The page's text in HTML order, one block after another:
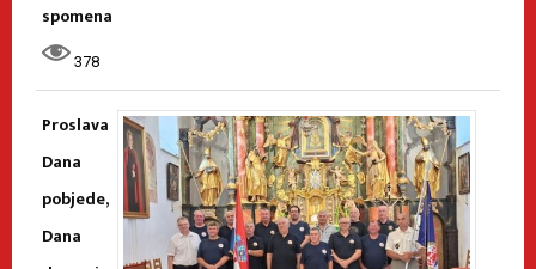
spomena
378
Proslava
Dana
pobjede,
Dana